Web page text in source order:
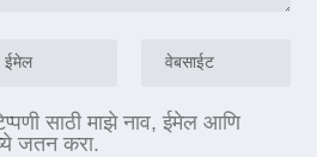
साठी माझे नाव, ईमेल आणि
जतन करा.